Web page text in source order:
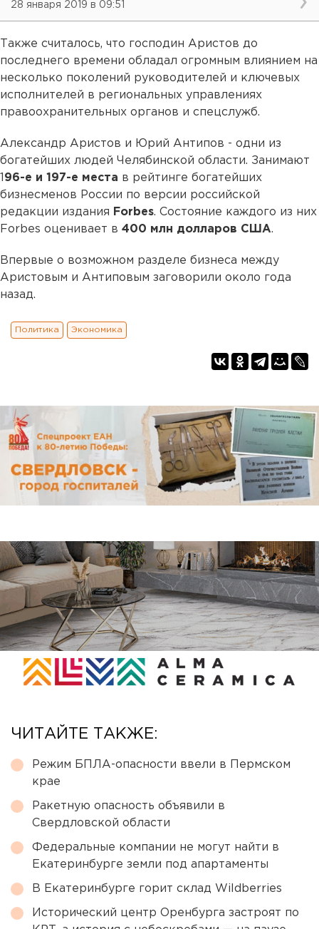
28 января 2019 в 09:51
Также считалось, что господин Аристов до
последнего времени обладал огромным влиянием на
несколько поколений руководителей и ключевых
исполнителей в региональных управлениях
правоохранительных органов и спецслужб.
Александр Аристов и Юрий Антипов - одни из
богатейших людей Челябинской области. Занимают
1 96-е и 197-е места в рейтинге богатейших
бизнесменов России по версии российской
редакции издания Forbes. Состояние каждого из них
Forbes оценивает в 400 млн долларов США.
Впервые о возможном разделе бизнеса между
Аристовым и Антиповым заговорили около года
назад.
Политика Экономика
ЧИТАЙТЕ ТАКЖЕ:
Режим БПЛА-опасности ввели в Пермском
крае
Ракетную опасность объявили в
Свердловской области
Федеральные компании не могут найти в
Екатеринбурге земли под апартаменты
В Екатеринбурге горит склад Wildberries
Исторический центр Оренбурга застроят по